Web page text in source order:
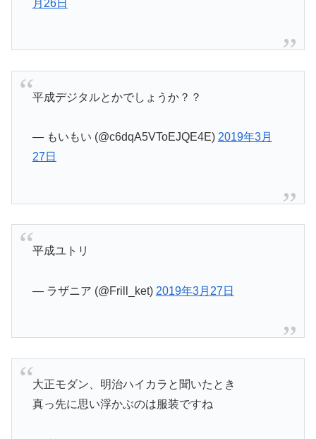
月26日
平成デジタルとかでしょうか？？
— もいもい (@c6dqA5VToEJQE4E) 2019年3月
27日
平成ユトリ
— ラザニア (@Frill_ket) 2019年3月27日
大正モダン、明治ハイカラと聞いたとき
真っ先に思い浮かぶのは服装ですね